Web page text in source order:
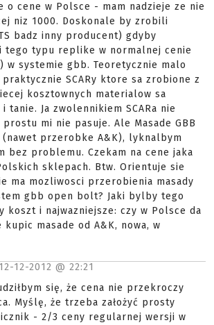
o cene w Polsce - mam nadzieje ze nie
niz 1000. Doskonale by zrobili
badz inny producent) gdyby
tego typu replike w normalnej cenie
w systemie gbb. Teoretycznie malo
SCARy ktore sa zrobione z
kosztownych materialow sa
tanie. Ja zwolennikiem SCARa nie
mi nie pasuje. Ale Masade GBB
(nawet przerobke A&K), lyknalbym
bez problemu. Czekam na cene jaka
sklepach. Btw. Orientuje sie
ma mozliwosci przerobienia masady
gbb open bolt? Jaki bylby tego
koszt i najwazniejsze: czy w Polsce da
kupic masade od A&K, nowa, w
12-12-2012 @ 22:21
się, że cena nie przekroczy
Myślę, że trzeba założyć prosty
- 2/3 ceny regularnej wersji w